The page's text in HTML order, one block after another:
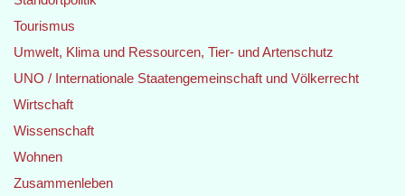
Tourismus
Umwelt, Klima und Ressourcen, Tier- und Artenschutz
UNO / Internationale Staatengemeinschaft und Völkerrecht
Wirtschaft
Wissenschaft
Wohnen
Zusammenleben